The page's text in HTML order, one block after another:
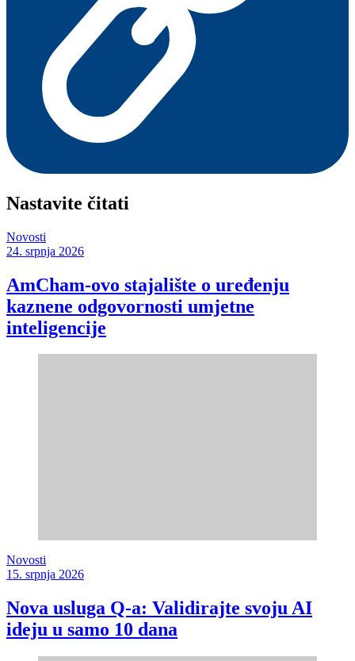
Nastavite čitati
Novosti
24. srpnja 2026
AmCham-ovo stajalište o uređenju
kaznene odgovornosti umjetne
inteligencije
Novosti
15. srpnja 2026
Nova usluga Q-a: Validirajte svoju AI
ideju u samo 10 dana